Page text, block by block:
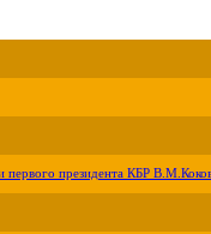
первого президента КБР